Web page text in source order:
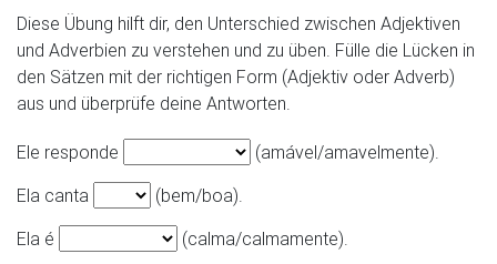
Diese Übung hilft dir, den Unterschied zwischen Adjektiven
und Adverbien zu verstehen und zu üben. Fülle die Lücken in
den Sätzen mit der richtigen Form (Adjektiv oder Adverb)
aus und überprüfe deine Antworten.
Ele responde
(amável/amavelmente).
Ela canta
(bem/boa).
Ela é
(calma/calmamente).